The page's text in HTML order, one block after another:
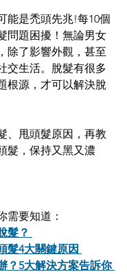
能是禿頭先兆!每10個
問題困擾！無論男女
除了影響外觀，甚至
交生活。脫髮有很多
根源，才可以解決脫
、甩頭髮原因，再教
髮，保持又黑又濃
需要知道：
髮？
髮4大關鍵原因
？5大解決方案告訴你